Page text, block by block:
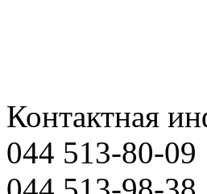
Контактная
044 513-80-09